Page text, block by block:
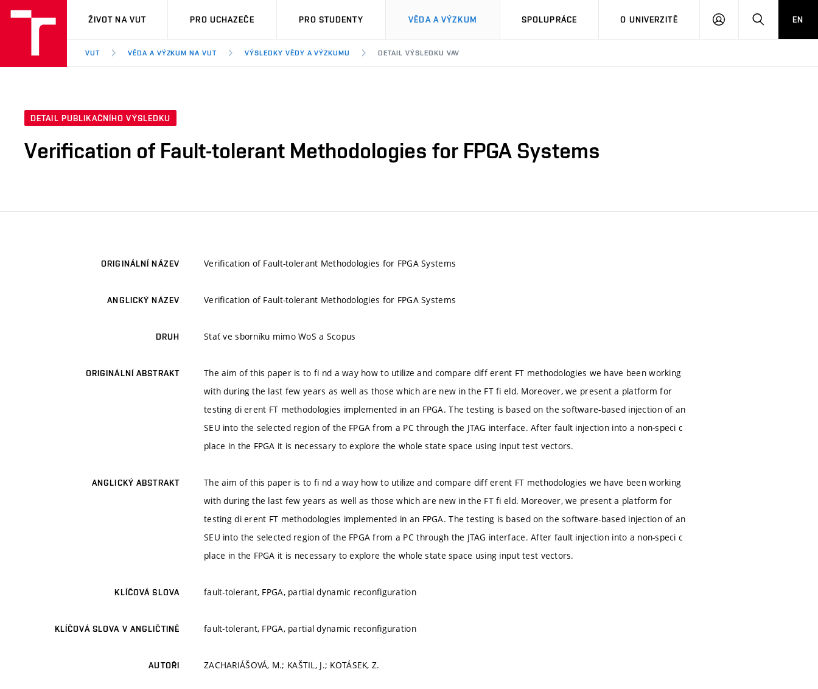
VUT
ŽIVOT NA VUT PRO UCHAZEČE PRO STUDENTY VĚDA A VÝZKUM SPOLUPRÁCE O UNIVERZITĚ
PŘIHLÁSIT HLEDATEN
VUT VĚDA A VÝZKUM NA VUT VÝSLEDKY VĚDY A VÝZKUMU DETAIL VÝSLEDKU VAV
DETAIL PUBLIKAČNÍHO VÝSLEDKU
Verification of Fault-tolerant Methodologies for FPGA Systems
ORIGINÁLNÍ NÁZEV Verification of Fault-tolerant Methodologies for FPGA Systems
ANGLICKÝ NÁZEV Verification of Fault-tolerant Methodologies for FPGA Systems
DRUH Stať ve sborníku mimo WoS a Scopus
ORIGINÁLNÍ ABSTRAKT
The aim of this paper is to fi nd a way how to utilize and compare diff erent FT methodologies we have been working
with during the last few years as well as those which are new in the FT fi eld. Moreover, we present a platform for
testing di erent FT methodologies implemented in an FPGA. The testing is based on the software-based injection of an
SEU into the selected region of the FPGA from a PC through the JTAG interface. After fault injection into a non-speci c
place in the FPGA it is necessary to explore the whole state space using input test vectors.
ANGLICKÝ ABSTRAKT
The aim of this paper is to fi nd a way how to utilize and compare diff erent FT methodologies we have been working
with during the last few years as well as those which are new in the FT fi eld. Moreover, we present a platform for
testing di erent FT methodologies implemented in an FPGA. The testing is based on the software-based injection of an
SEU into the selected region of the FPGA from a PC through the JTAG interface. After fault injection into a non-speci c
place in the FPGA it is necessary to explore the whole state space using input test vectors.
KLÍČOVÁ SLOVA fault-tolerant, FPGA, partial dynamic reconfiguration
KLÍČOVÁ SLOVA V ANGLIČTINĚ fault-tolerant, FPGA, partial dynamic reconfiguration
AUTOŘI ZACHARIÁŠOVÁ, M.; KAŠTIL, J.; KOTÁSEK, Z.